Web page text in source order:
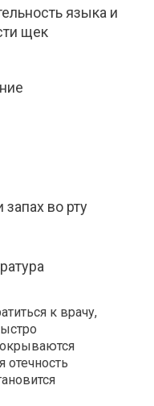
языка и
щек
во рту
к врачу,
отечность